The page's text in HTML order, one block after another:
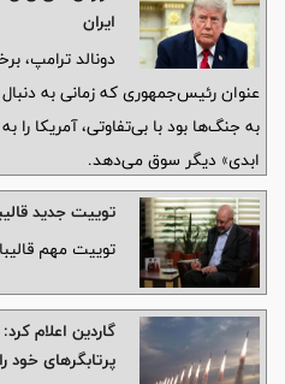
ایران
دونالد ترامپ،
عنوان رئیس‌جمهوری که زمانی به
به جنگ‌ها بود با بی‌تفاوتی، آمریکا
ابدی» دیگر سوق می‌دهد.
توییت جدید
توییت مهم
پرتابگرهای